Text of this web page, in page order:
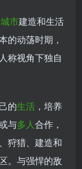
城市建造和生活
的动荡时期，
称视角下独自
的生活 ，培养
与多人合作，
狩猎、建造和
。与强悍的敌